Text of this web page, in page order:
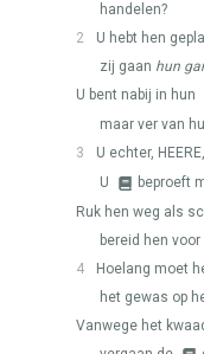
handelen?
2
U hebt hen
zij gaan hun
U bent nabij in hun
maar ver van
3
U echter, HEERE,
U
beproeft
Ruk hen weg als
bereid hen voor
4
Hoelang moet
het gewas op
Vanwege het